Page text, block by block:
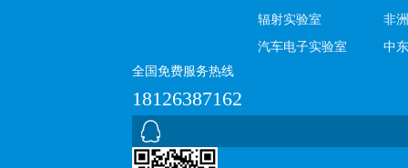
辐射实验室
汽车电子实验室
非洲
中东
全国免费服务热线
18126387162